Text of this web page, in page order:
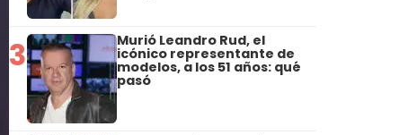
3 Murió Leandro Rud, el
icónico representante de
modelos, a los 51 años: qué
pasó